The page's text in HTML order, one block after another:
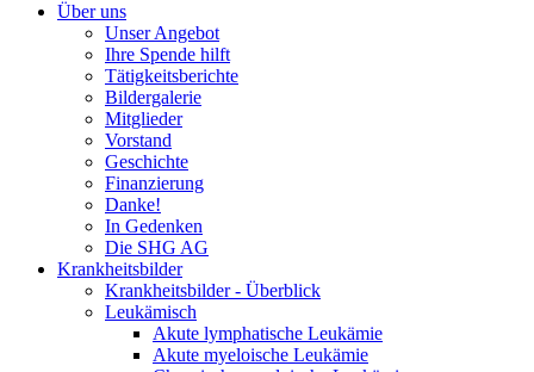
Über uns
Unser Angebot
Ihre Spende hilft
Tätigkeitsberichte
Bildergalerie
Mitglieder
Vorstand
Geschichte
Finanzierung
Danke!
In Gedenken
Die SHG AG
Krankheitsbilder
Krankheitsbilder - Überblick
Leukämisch
Akute lymphatische Leukämie
Akute myeloische Leukämie